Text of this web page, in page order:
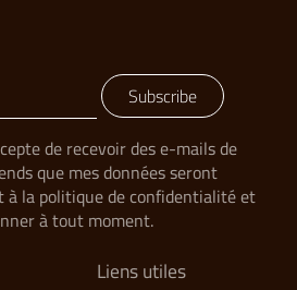
Subscribe
de recevoir des e-mails de
que mes données seront
la politique de confidentialité et
à tout moment.
Liens utiles